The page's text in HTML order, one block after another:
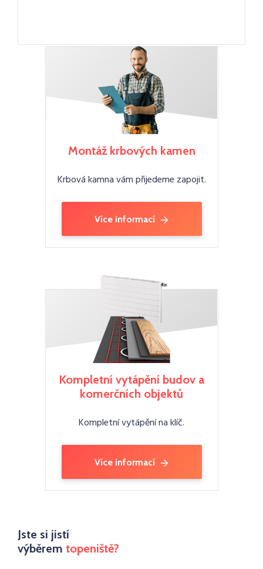
Montáž krbových kamen
Krbová kamna vám přijedeme zapojit.
Více informací
Kompletní vytápění budov a
komerčních objektů
Kompletní vytápění na klíč.
Více informací
Jste si jistí
výběrem topeniště?